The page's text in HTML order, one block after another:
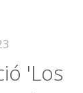
'Los